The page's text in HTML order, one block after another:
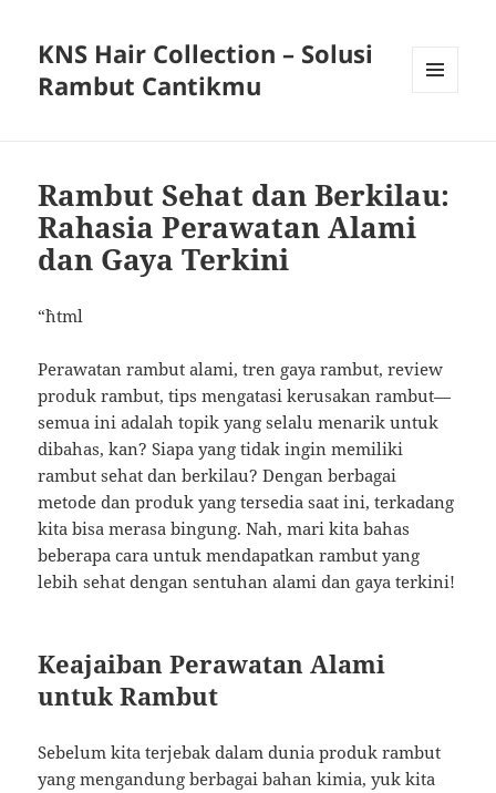
KNS Hair Collection – Solusi
Rambut Cantikmu
Rambut Sehat dan Berkilau:
Rahasia Perawatan Alami
dan Gaya Terkini
“`html
Perawatan rambut alami, tren gaya rambut, review
produk rambut, tips mengatasi kerusakan rambut—
semua ini adalah topik yang selalu menarik untuk
dibahas, kan? Siapa yang tidak ingin memiliki
rambut sehat dan berkilau? Dengan berbagai
metode dan produk yang tersedia saat ini, terkadang
kita bisa merasa bingung. Nah, mari kita bahas
beberapa cara untuk mendapatkan rambut yang
lebih sehat dengan sentuhan alami dan gaya terkini!
Keajaiban Perawatan Alami
untuk Rambut
Sebelum kita terjebak dalam dunia produk rambut
yang mengandung berbagai bahan kimia, yuk kita